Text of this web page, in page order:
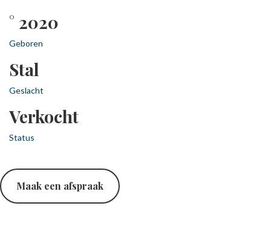
° 2020
Geboren
Stal
Geslacht
Verkocht
Status
Maak een afspraak